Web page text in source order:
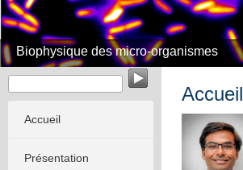
Biophysique des micro-organismes
Accueil
Présentation
Accueil